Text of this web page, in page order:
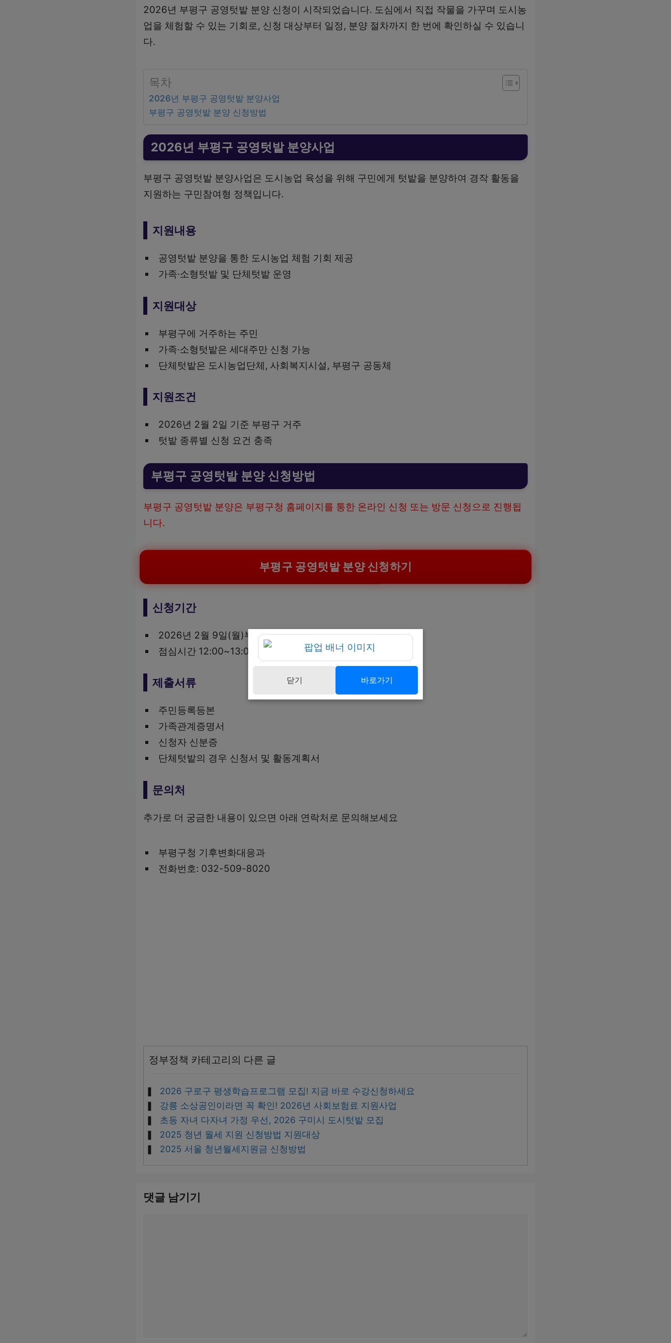
2026년 부평구 공영텃밭 분양 신청이 시작되었습니다. 도심에서 직접 작물을 가꾸며 도시농
업을 체험할 수 있는 기회로, 신청 대상부터 일정, 분양 절차까지 한 번에 확인하실 수 있습니
다.
목차
2026년 부평구 공영텃밭 분양사업
부평구 공영텃밭 분양 신청방법
2026년 부평구 공영텃밭 분양사업
부평구 공영텃밭 분양사업은 도시농업 육성을 위해 구민에게 텃밭을 분양하여 경작 활동을
지원하는 구민참여형 정책입니다.
지원내용
공영텃밭 분양을 통한 도시농업 체험 기회 제공
가족·소형텃밭 및 단체텃밭 운영
지원대상
부평구에 거주하는 주민
가족·소형텃밭은 세대주만 신청 가능
단체텃밭은 도시농업단체, 사회복지시설, 부평구 공동체
지원조건
2026년 2월 2일 기준 부평구 거주
텃밭 종류별 신청 요건 충족
부평구 공영텃밭 분양 신청방법
부평구 공영텃밭 분양은 부평구청 홈페이지를 통한 온라인 신청 또는 방문 신청으로 진행됩
니다.
부평구 공영텃밭 분양 신청하기
신청기간
2026년 2월 9일(월)부터 2월 13일(금)까지
점심시간 12:00~13:00 방문 접수 제외
제출서류
주민등록등본
가족관계증명서
신청자 신분증
단체텃밭의 경우 신청서 및 활동계획서
문의처
추가로 더 궁금한 내용이 있으면 아래 연락처로 문의해보세요
부평구청 기후변화대응과
전화번호: 032-509-8020
정부정책 카테고리의 다른 글
2026 구로구 평생학습프로그램 모집! 지금 바로 수강신청하세요
강릉 소상공인이라면 꼭 확인! 2026년 사회보험료 지원사업
초등 자녀 다자녀 가정 우선, 2026 구미시 도시텃밭 모집
2025 청년 월세 지원 신청방법 지원대상
2025 서울 청년월세지원금 신청방법
댓글 남기기
닫기 바로가기